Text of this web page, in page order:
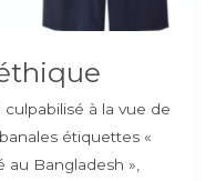
à la vue de
étiquettes «
au Bangladesh »,